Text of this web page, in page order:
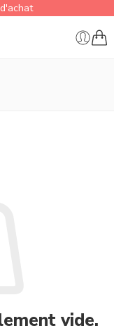
vide.